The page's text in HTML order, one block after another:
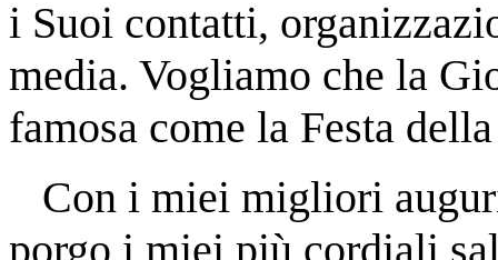
i Suoi contatti,
media. Vogliamo che la
famosa come la Festa
Con i miei migliori
porgo i miei più cordiali